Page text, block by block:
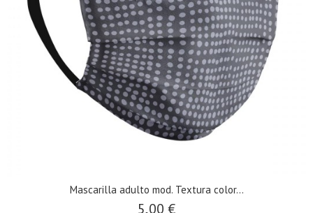
Mascarilla adulto mod. Textura color...
5,00 €